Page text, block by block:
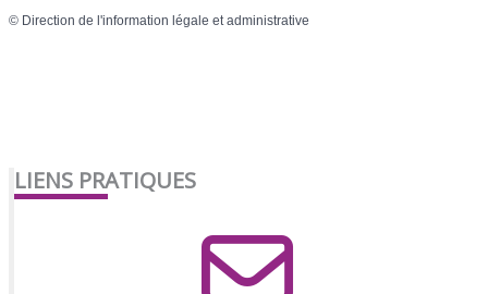
© Direction de l'information légale et administrative
LIENS PRATIQUES